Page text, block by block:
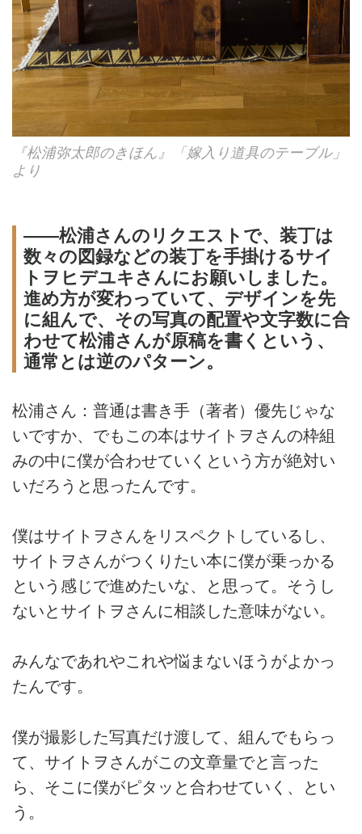
『松浦弥太郎のきほん』「嫁入り道具のテーブル」
より
――松浦さんのリクエストで、装丁は
数々の図録などの装丁を手掛けるサイ
トヲヒデユキさんにお願いしました。
進め方が変わっていて、デザインを先
に組んで、その写真の配置や文字数に合
わせて松浦さんが原稿を書くという、
通常とは逆のパターン。
松浦さん：普通は書き手（著者）優先じゃな
いですか、でもこの本はサイトヲさんの枠組
みの中に僕が合わせていくという方が絶対い
いだろうと思ったんです。
僕はサイトヲさんをリスペクトしているし、
サイトヲさんがつくりたい本に僕が乗っかる
という感じで進めたいな、と思って。そうし
ないとサイトヲさんに相談した意味がない。
みんなであれやこれや悩まないほうがよかっ
たんです。
僕が撮影した写真だけ渡して、組んでもらっ
て、サイトヲさんがこの文章量でと言った
ら、そこに僕がピタッと合わせていく、とい
う。